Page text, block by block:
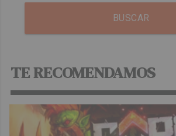
BUSCAR
TE RECOMENDAMOS